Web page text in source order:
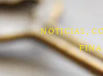
NOTICIAS,